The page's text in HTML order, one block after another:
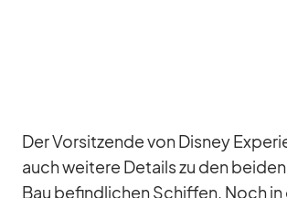
Der Vor­sit­zende von Dis­ney
auch wei­tere De­tails zu den
Bau be­find­li­chen Schif­fen. Noch in